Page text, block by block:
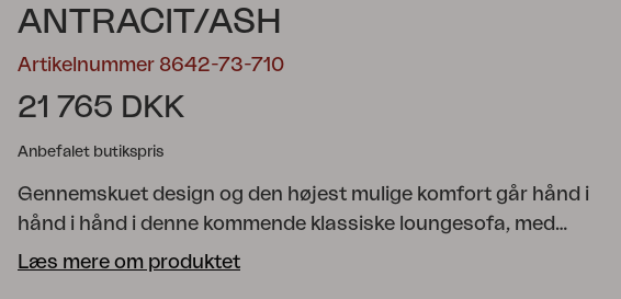
Trolly
ANTRACIT/ASH
Artikelnummer 8642-73-710
21 765 DKK
Anbefalet butikspris
Gennemskuet design og den højest mulige komfort går hånd i
hånd i hånd i denne kommende klassiske loungesofa, med
plads til to eller tre. Fås i en moderne, afdæmpet grøn nuance
Læs mere om produktet